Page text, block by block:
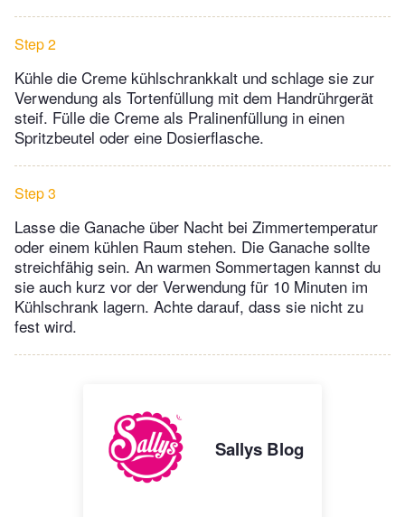
Step 2
Kühle die Creme kühlschrankkalt und schlage sie zur
Verwendung als Tortenfüllung mit dem Handrührgerät
steif. Fülle die Creme als Pralinenfüllung in einen
Spritzbeutel oder eine Dosierflasche.
Step 3
Lasse die Ganache über Nacht bei Zimmertemperatur
oder einem kühlen Raum stehen. Die Ganache sollte
streichfähig sein. An warmen Sommertagen kannst du
sie auch kurz vor der Verwendung für 10 Minuten im
Kühlschrank lagern. Achte darauf, dass sie nicht zu
fest wird.
Sallys Blog